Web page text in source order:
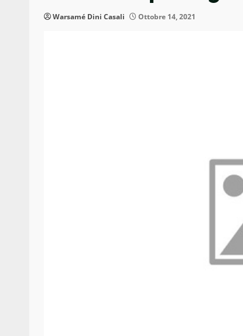
Warsamé Dini Casali Ottobre 14, 2021